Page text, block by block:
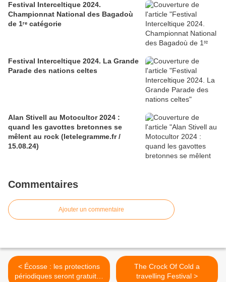
Festival Interceltique 2024.
Championnat National des Bagadoù
de 1ʳᵉ catégorie
Festival Interceltique 2024. La Grande
Parade des nations celtes
Alan Stivell au Motocultor 2024 :
quand les gavottes bretonnes se
mêlent au rock (letelegramme.fr /
15.08.24)
Commentaires
Ajouter un commentaire
< Écosse : les protections
périodiques seront gratuites
The Crock Of Cold a
travelling Festival >